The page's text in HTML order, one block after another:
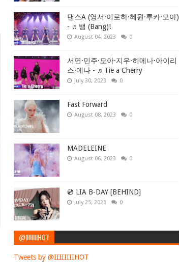
댄스A (영서·이로하·혜원·루카·모아)
- ♬뱅 (Bang)!
August 04, 2023 0
서연·민주·모아·지우·히메나·아이리
스·에나 - ♬Tie a Cherry
July 30, 2023 0
Fast Forward
August 08, 2023 0
MADELEINE
August 06, 2023 0
💿 LIA B-DAY [BEHIND]
July 25, 2023 0
@IIIIIIIIHOT
Tweets by @IIIIIIIIHOT